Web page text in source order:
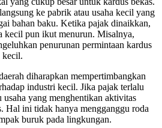
ke pabrik atau usaha kecil yang
bahan baku. Ketika pajak dinaikkan,
kecil pun ikut menurun. Misalnya,
penurunan permintaan kardus
kecil.
diharapkan mempertimbangkan
industri kecil. Jika pajak terlalu
yang menghentikan aktivitas
Hal ini tidak hanya mengganggu roda
buruk pada lingkungan.